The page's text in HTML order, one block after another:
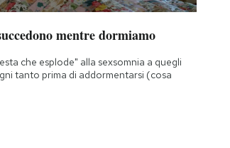
mentre dormiamo
che esplode" alla sexsomnia a quegli
tanto prima di addormentarsi (cosa